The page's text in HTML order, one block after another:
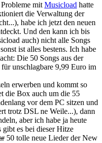
Probleme mitMusicload hatte
die Verwaltung der
habe ich jetzt den neuen
Und den kann ich bis
auch) nicht alle Songs
ist alles bestens. Ich habe
Die 50 Songs aus der
für unschlagbare 9,99 Euro im
erwerben und kommt so
die Box auch um die 55
vor dem PC sitzen und
trotz DSL ne Weile...), dann
aber ich habe ja heute
gibt es bei dieser Hitze
50 tolle neue Lieder der New